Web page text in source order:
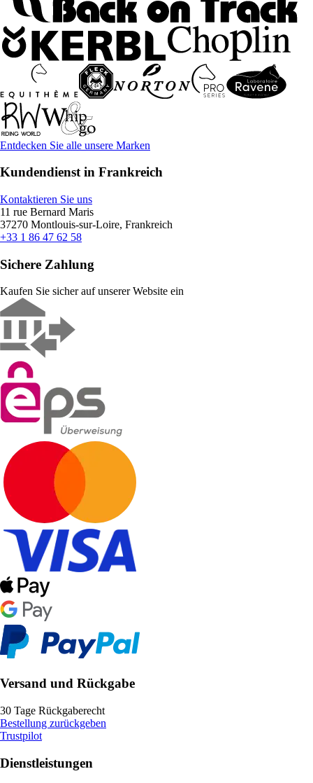
Entdecken Sie alle unsere Marken
Kundendienst in Frankreich
Kontaktieren Sie uns
11 rue Bernard Maris
37270 Montlouis-sur-Loire, Frankreich
+33 1 86 47 62 58
Sichere Zahlung
Kaufen Sie sicher auf unserer Website ein
Versand und Rückgabe
30 Tage Rückgaberecht
Bestellung zurückgeben
Trustpilot
Dienstleistungen